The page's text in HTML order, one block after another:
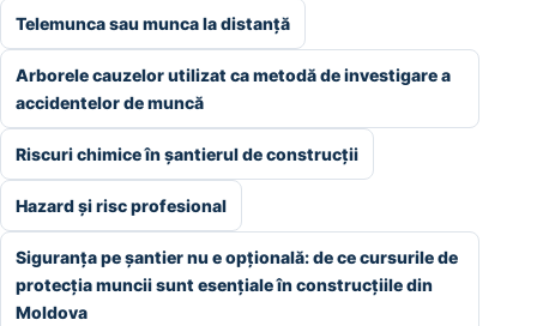
Telemunca sau munca la distanță
Arborele cauzelor utilizat ca metodă de investigare a
accidentelor de muncă
Riscuri chimice în șantierul de construcții
Hazard și risc profesional
Siguranța pe șantier nu e opțională: de ce cursurile de
protecția muncii sunt esențiale în construcțiile din
Moldova